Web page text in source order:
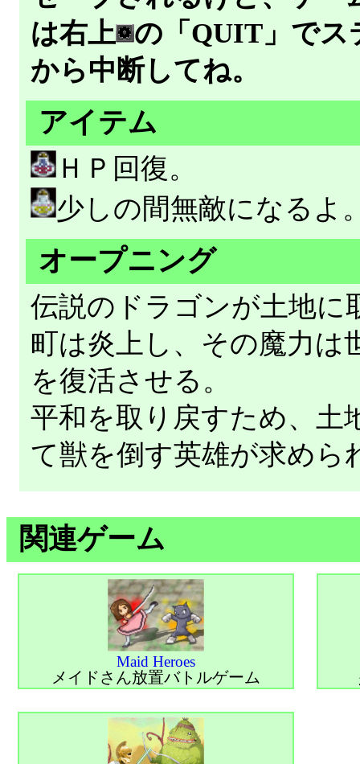
は右上
の「QUIT」でス
から中断してね。
アイテム
ＨＰ回復。
少しの間無敵になるよ
オープニング
伝説のドラゴンが土地に
町は炎上し、その魔力は
を復活させる。
平和を取り戻すため、土
て獣を倒す英雄が求めら
関連ゲーム
Maid Heroes
メイドさん放置バトルゲーム